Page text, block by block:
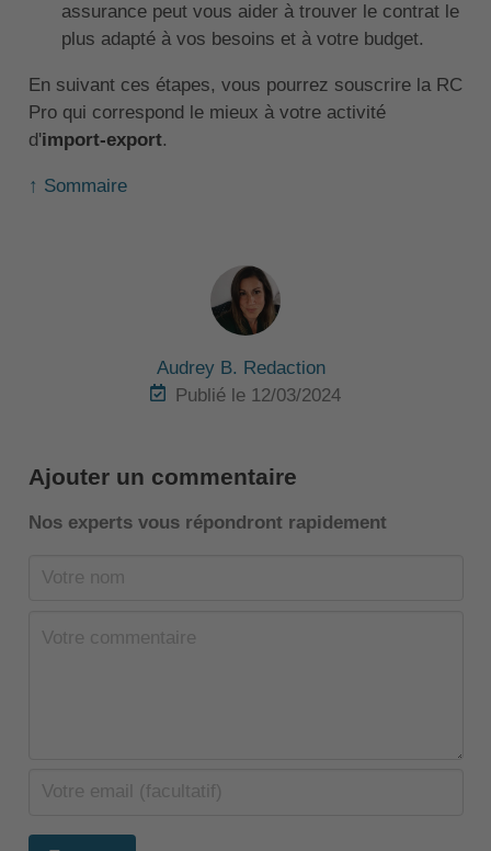
assurance peut vous aider à trouver le contrat le
plus adapté à vos besoins et à votre budget.
En suivant ces étapes, vous pourrez souscrire la RC
Pro qui correspond le mieux à votre activité
d'import-export.
↑ Sommaire
Audrey B. Redaction
Publié le 12/03/2024
Ajouter un commentaire
Nos experts vous répondront rapidement